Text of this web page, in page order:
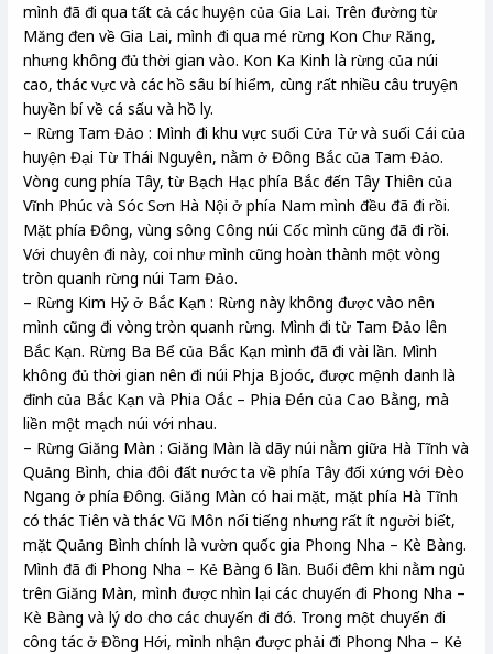
mình đã đi qua tất cả các huyện của Gia Lai. Trên đường từ
Măng đen về Gia Lai, mình đi qua mé rừng Kon Chư Răng,
nhưng không đủ thời gian vào. Kon Ka Kinh là rừng của núi
cao, thác vực và các hồ sâu bí hiểm, cùng rất nhiều câu truyện
huyền bí về cá sấu và hồ ly.
– Rừng Tam Đảo : Mình đi khu vực suối Cửa Tử và suối Cái của
huyện Đại Từ Thái Nguyên, nằm ở Đông Bắc của Tam Đảo.
Vòng cung phía Tây, từ Bạch Hạc phía Bắc đến Tây Thiên của
Vĩnh Phúc và Sóc Sơn Hà Nội ở phía Nam mình đều đã đi rồi.
Mặt phía Đông, vùng sông Công núi Cốc mình cũng đã đi rồi.
Với chuyên đi này, coi như mình cũng hoàn thành một vòng
tròn quanh rừng núi Tam Đảo.
– Rừng Kim Hỷ ở Bắc Kạn : Rừng này không được vào nên
mình cũng đi vòng tròn quanh rừng. Mình đi từ Tam Đảo lên
Bắc Kạn. Rừng Ba Bể của Bắc Kạn mình đã đi vài lần. Mình
không đủ thời gian nên đi núi Phja Bjoóc, được mệnh danh là
đỉnh của Bắc Kạn và Phia Oắc – Phia Đén của Cao Bằng, mà
liền một mạch núi với nhau.
– Rừng Giăng Màn : Giăng Màn là dãy núi nằm giữa Hà Tĩnh và
Quảng Bình, chia đôi đất nước ta về phía Tây đối xứng với Đèo
Ngang ở phía Đông. Giăng Màn có hai mặt, mặt phía Hà Tĩnh
có thác Tiên và thác Vũ Môn nổi tiếng nhưng rất ít người biết,
mặt Quảng Bình chính là vườn quốc gia Phong Nha – Kè Bàng.
Mình đã đi Phong Nha – Kẻ Bàng 6 lần. Buổi đêm khi nằm ngủ
trên Giăng Màn, mình được nhìn lại các chuyến đi Phong Nha –
Kè Bàng và lý do cho các chuyến đi đó. Trong một chuyến đi
công tác ở Đồng Hới, mình nhận được phải đi Phong Nha – Kẻ